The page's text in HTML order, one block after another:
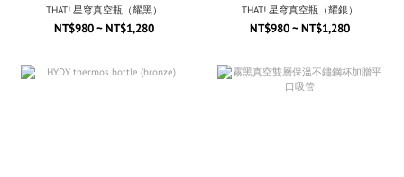
THAT! 星穹真空瓶（耀黑）
NT$980 ~ NT$1,280
THAT! 星穹真空瓶（耀銀）
NT$980 ~ NT$1,280